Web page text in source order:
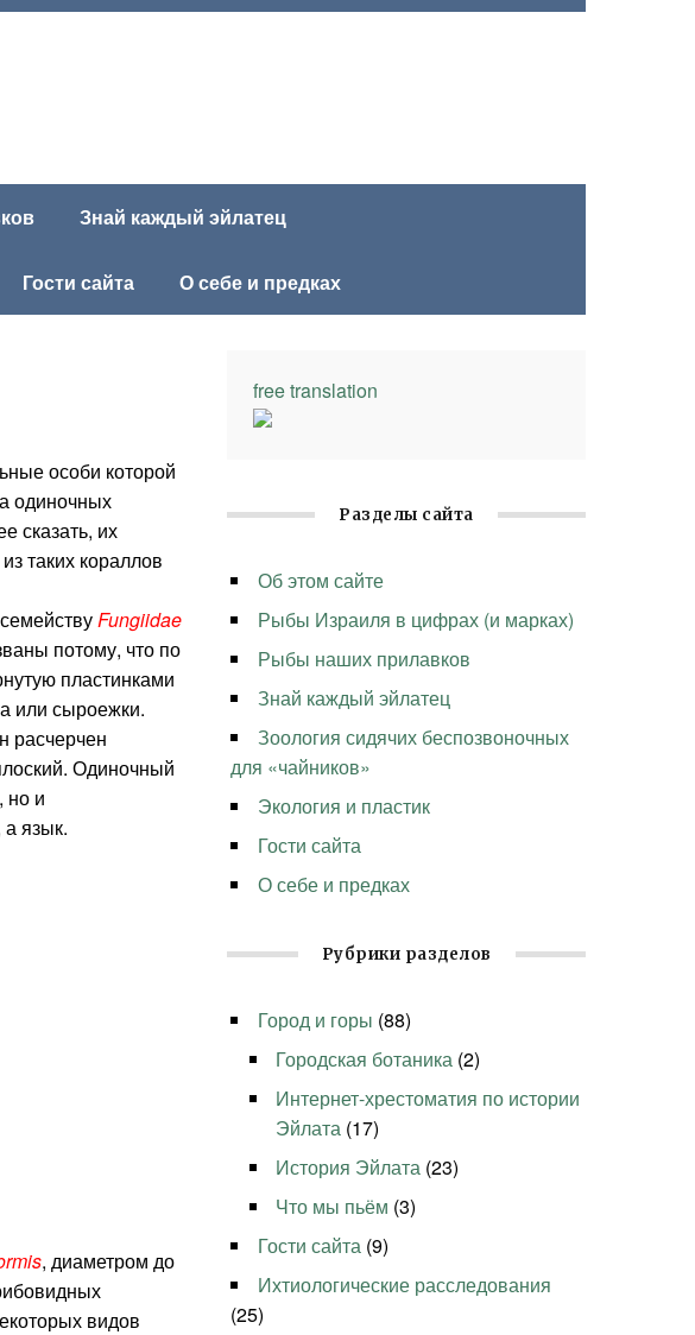
Знай каждый эйлатец
Гости сайта О себе и предках
особи которой
одиночных
сказать, их
таких кораллов
Fungiidae
потому, что по
пластинками
или сыроежки.
расчерчен
Одиночный
но и
язык.
, диаметром до
видов
free translation
Разделы сайта
Об этом сайте
Рыбы Израиля в цифрах (и марках)
Рыбы наших прилавков
Знай каждый эйлатец
Зоология сидячих беспозвоночных
для «чайников»
Экология и пластик
Гости сайта
О себе и предках
Рубрики разделов
Город и горы (88)
Городская ботаника (2)
Интернет-хрестоматия по истории
Эйлата (17)
История Эйлата (23)
Что мы пьём (3)
Гости сайта (9)
Ихтиологические расследования
(25)